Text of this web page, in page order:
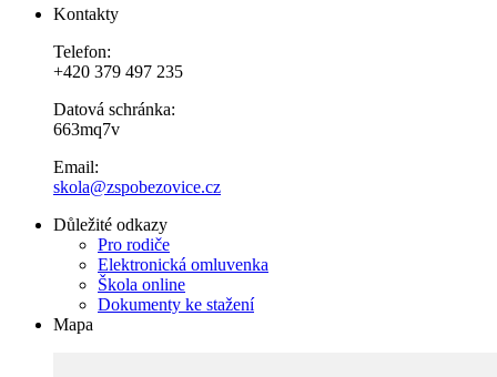
Kontakty
Telefon:
+420 379 497 235
Datová schránka:
663mq7v
Email:
skola@zspobezovice.cz
Důležité odkazy
Pro rodiče
Elektronická omluvenka
Škola online
Dokumenty ke stažení
Mapa